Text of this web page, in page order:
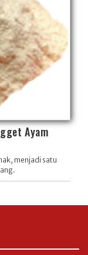
Ayam
menjadi satu